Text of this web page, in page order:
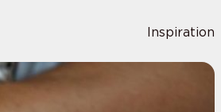
Inspiration